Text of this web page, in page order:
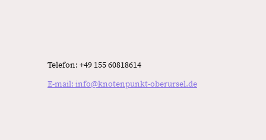
Telefon: +49 155 60818614
E-mail: info@knotenpunkt-oberursel.de